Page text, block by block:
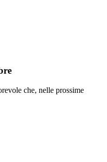
che, nelle prossime